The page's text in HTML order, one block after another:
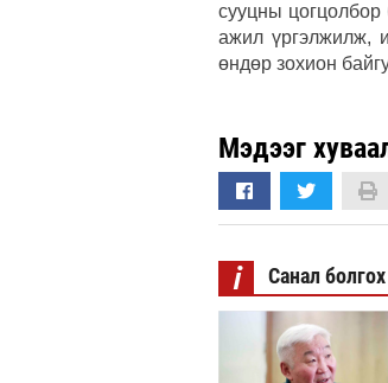
сууцны цогцолбор
ажил үргэлжилж,
өндөр зохион
Мэдээг
i Санал болгох